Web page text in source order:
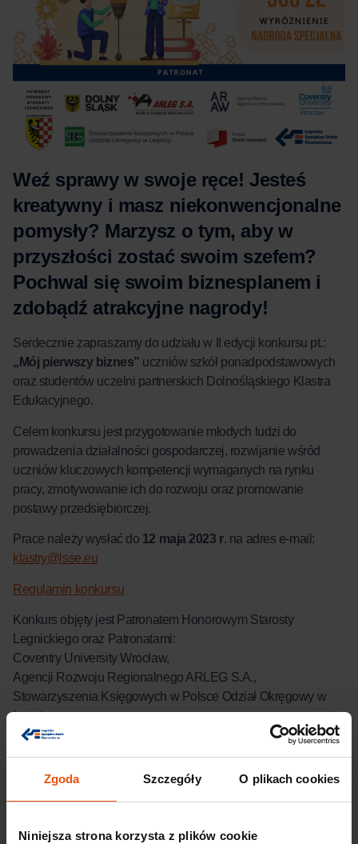
Zgoda Szczegóły O plikach cookies
Niniejsza strona korzysta z plików cookie
Weź sprawy w swoje ręce! Jesteś
kreatywny i masz niekonwencjonalne
pomysły? Marzysz o tym, aby w
przyszłości zostać swoim szefem?
Pochwal się swoim biznesplanem i
zdobądź atrakcyjne nagrody!
Serdecznie zapraszamy do udziału w II edycji konkursu pt.:
„Mój pierwszy biznes” uczniów szkół ponadpodstawowych
oraz studentów uczelni partnerskich Dolnośląskiego Klastra
Edukacyjnego.
Celem konkursu jest przygotowanie młodych ludzi do
prowadzenia działalności gospodarczej, rozwijanie wśród
uczniów kluczowych kompetencji wymaganych na rynku
pracy, zmotywowanie ich do rozwoju oraz promowanie
postawy przedsiębiorczej.
Prace należy wysłać do 12 maja 2023 r. na adres e-mail:
klastry@lsse.eu
Regulamin konkursu
Konkurs objęty jest Patronatem Honorowym Starosty
Legnickiego oraz Patronatami:
Coventry University Wrocław,
Agencji Rozwoju Regionalnego ARLEG S.A.,
Stowarzyszenia Księgowych w Polsce Odział Okręgowy w
Legnicy,
Agencji Rozwoju Aglomeracji Wrocławskiej S.A.
Polecane artykuły
Wkrótce